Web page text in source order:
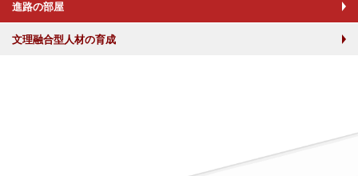
進路の部屋
文理融合型人材の育成